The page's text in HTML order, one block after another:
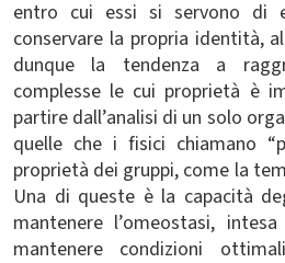
entro cui essi si servono di
conservare la propria identità,
dunque la tendenza a
complesse le cui proprietà è
partire dall’analisi di un solo
quelle che i fisici chiamano
proprietà dei gruppi, come la
Una di queste è la capacità
mantenere l’omeostasi,
mantenere condizioni